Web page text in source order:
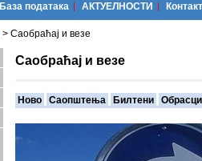
Базa података АКТУЕЛНОСТИ Контакт
> Саобраћај и везе
Саобраћај и везе
Ново Саопштења Билтени Обрасци